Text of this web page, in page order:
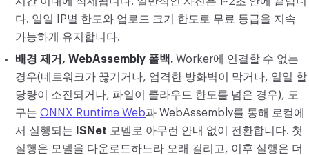
다. 일일 IP별 한도와 업로드 크기 한도로 무료 등급을 지속
가능하게 유지합니다.
배경 제거, WebAssembly 폴백. Worker에 연결할 수 없는
경우(네트워크가 끊기거나, 엄격한 방화벽이 막거나, 일일 할
당량이 소진되거나, 파일이 클라우드 한도를 넘은 경우), 도
구는 ONNX Runtime Web과 WebAssembly를 통해 로컬에
서 실행되는
ISNet 모델로 아무런 안내 없이 전환합니다. 첫
실행은 모델을 다운로드하느라 오래 걸리고, 이후 실행은 더